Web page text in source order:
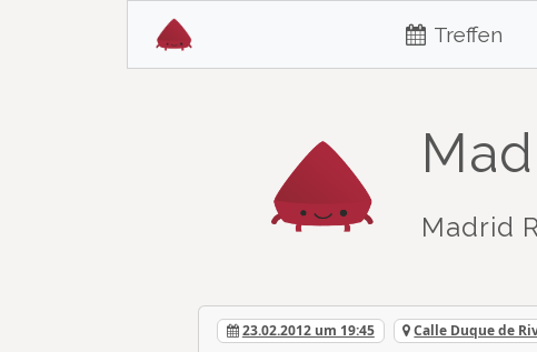
Treffen
Madrid
23.02.2012 um 19:45 Calle Duque de